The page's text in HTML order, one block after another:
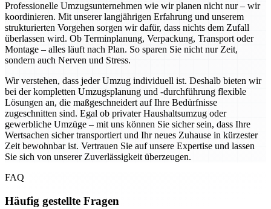
Professionelle Umzugsunternehmen wie wir planen nicht nur – wir
koordinieren. Mit unserer langjährigen Erfahrung und unserem
strukturierten Vorgehen sorgen wir dafür, dass nichts dem Zufall
überlassen wird. Ob Terminplanung, Verpackung, Transport oder
Montage – alles läuft nach Plan. So sparen Sie nicht nur Zeit,
sondern auch Nerven und Stress.
Wir verstehen, dass jeder Umzug individuell ist. Deshalb bieten wir
bei der kompletten Umzugsplanung und -durchführung flexible
Lösungen an, die maßgeschneidert auf Ihre Bedürfnisse
zugeschnitten sind. Egal ob privater Haushaltsumzug oder
gewerbliche Umzüge – mit uns können Sie sicher sein, dass Ihre
Wertsachen sicher transportiert und Ihr neues Zuhause in kürzester
Zeit bewohnbar ist. Vertrauen Sie auf unsere Expertise und lassen
Sie sich von unserer Zuverlässigkeit überzeugen.
FAQ
Häufig gestellte Fragen